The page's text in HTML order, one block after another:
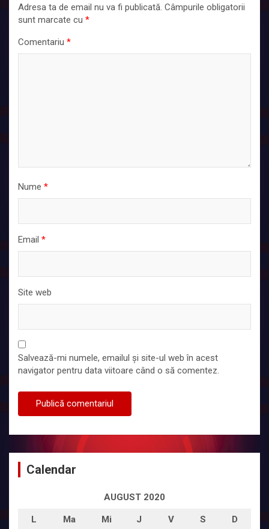
Adresa ta de email nu va fi publicată. Câmpurile obligatorii
sunt marcate cu *
Comentariu *
Nume *
Email *
Site web
Salvează-mi numele, emailul și site-ul web în acest
navigator pentru data viitoare când o să comentez.
Calendar
AUGUST 2020
L Ma Mi J V S D